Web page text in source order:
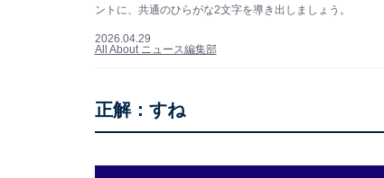
ントに、共通のひらがな2文字を導き出しましょう。
2026.04.29
All About ニュース編集部
正解：すね